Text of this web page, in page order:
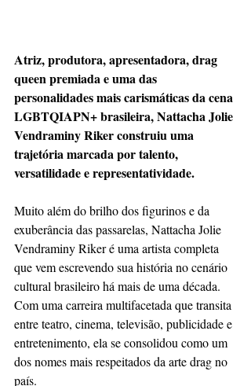
Atriz, produtora, apresentadora, drag
queen premiada e uma das
personalidades mais carismáticas da cena
LGBTQIAPN+ brasileira, Nattacha Jolie
Vendraminy Rikerconstruiu uma
trajetória marcada por talento,
versatilidade e representatividade.
Muito além do brilho dos figurinos e da
exuberância das passarelas, Nattacha Jolie
Vendraminy Riker é uma artista completa
que vem escrevendo sua história no cenário
cultural brasileiro há mais de uma década.
Com uma carreira multifacetada que transita
entre teatro, cinema, televisão, publicidade e
entretenimento, ela se consolidou como um
dos nomes mais respeitados da arte drag no
país.